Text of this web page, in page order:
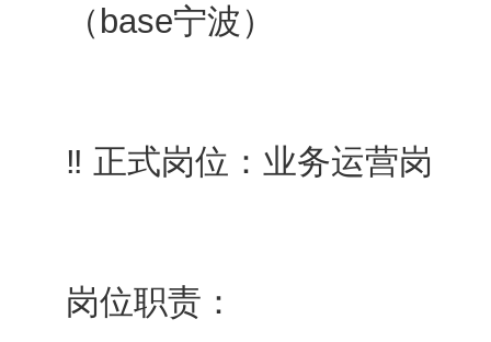
（base宁波）
‼ 正式岗位：业务运营岗
岗位职责：